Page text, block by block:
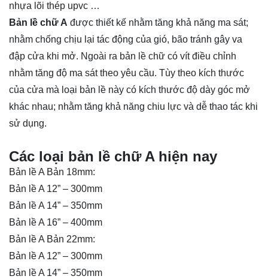
nhựa lõi thép upvc …
Bản lề chữ A được thiết kế nhằm tăng khả năng ma sát;
nhằm chống chịu lại tác động của gió, bão tránh gây va
đập cửa khi mở. Ngoài ra bản lề chữ có vít điều chỉnh
nhằm tăng độ ma sát theo yêu cầu. Tùy theo kích thước
của cửa mà loại bản lề này có kích thước độ dày góc mở
khác nhau; nhằm tăng khả năng chiu lực và dễ thao tác khi
sử dụng.
Các loại bản lề chữ A hiện nay
Bản lề A Bản 18mm:
Bản lề A 12” – 300mm
Bản lề A 14” – 350mm
Bản lề A 16” – 400mm
Bản lề A Bản 22mm:
Bản lề A 12” – 300mm
Bản lề A 14” – 350mm